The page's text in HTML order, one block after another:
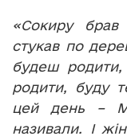
«Сокиру
стукав по
будеш
родити, буду
цей день –
називали. І